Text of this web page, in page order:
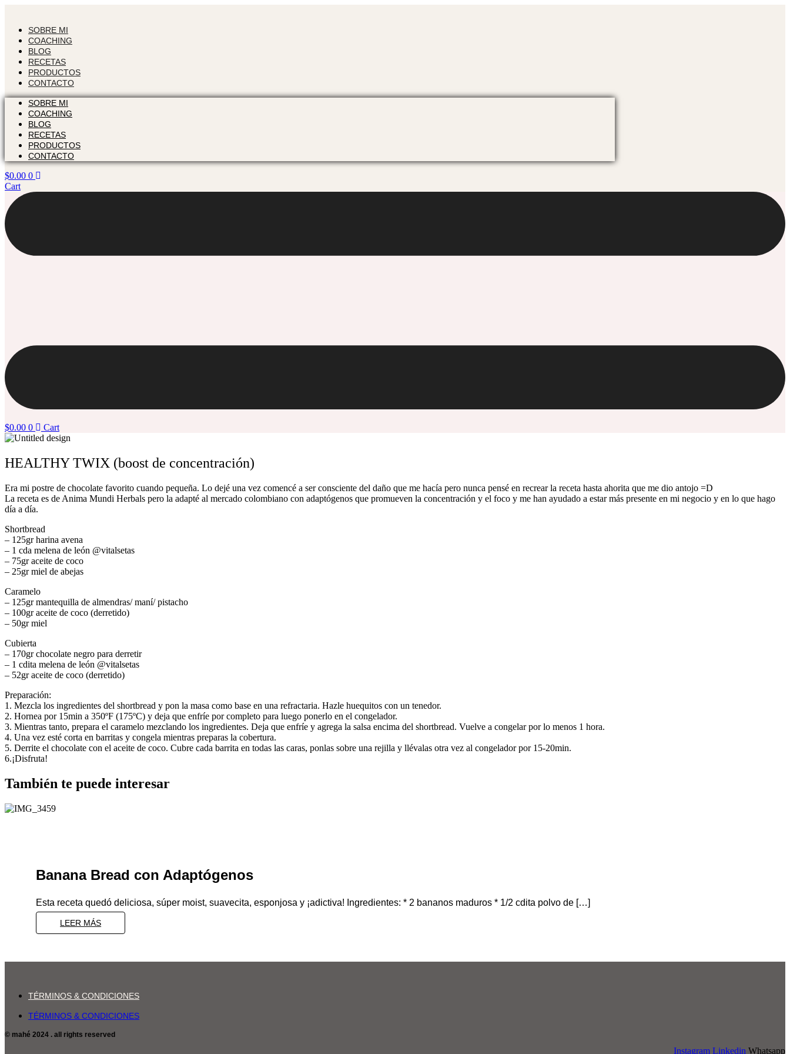
contentSOBRE MI
COACHING
BLOG
RECETAS
PRODUCTOS
CONTACTO
SOBRE MI
COACHING
BLOG
RECETAS
PRODUCTOS
CONTACTO
$0.00 0
Cart
$0.00 0 Cart
HEALTHY TWIX (boost de concentración)
Era mi postre de chocolate favorito cuando pequeña. Lo dejé una vez comencé a ser consciente del daño que me hacía pero nunca pensé en recrear la receta hasta ahorita que me dio antojo =D
La receta es de Anima Mundi Herbals pero la adapté al mercado colombiano con adaptógenos que promueven la concentración y el foco y me han ayudado a estar más presente en mi negocio y en lo que hago
día a día.
Shortbread
– 125gr harina avena
– 1 cda melena de león @vitalsetas
– 75gr aceite de coco
– 25gr miel de abejas
Caramelo
– 125gr mantequilla de almendras/ maní/ pistacho
– 100gr aceite de coco (derretido)
– 50gr miel
Cubierta
– 170gr chocolate negro para derretir
– 1 cdita melena de león @vitalsetas
– 52gr aceite de coco (derretido)
Preparación:
1. Mezcla los ingredientes del shortbread y pon la masa como base en una refractaria. Hazle huequitos con un tenedor.
2. Hornea por 15min a 350ºF (175ºC) y deja que enfríe por completo para luego ponerlo en el congelador.
3. Mientras tanto, prepara el caramelo mezclando los ingredientes. Deja que enfríe y agrega la salsa encima del shortbread. Vuelve a congelar por lo menos 1 hora.
4. Una vez esté corta en barritas y congela mientras preparas la cobertura.
5. Derrite el chocolate con el aceite de coco. Cubre cada barrita en todas las caras, ponlas sobre una rejilla y llévalas otra vez al congelador por 15-20min.
6.¡Disfruta!
También te puede interesar
Banana Bread con Adaptógenos
Esta receta quedó deliciosa, súper moist, suavecita, esponjosa y ¡adictiva! Ingredientes: * 2 bananos maduros * 1/2 cdita polvo de […]
LEER MÁS
TÉRMINOS & CONDICIONES
TÉRMINOS & CONDICIONES
© mahé 2024 . all rights reserved
Instagram Linkedin Whatsapp